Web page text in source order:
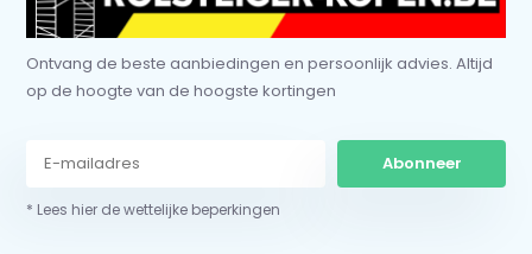
Ontvang de beste aanbiedingen en persoonlijk advies. Altijd
op de hoogte van de hoogste kortingen
Abonneer
* Lees hier de wettelijke beperkingen